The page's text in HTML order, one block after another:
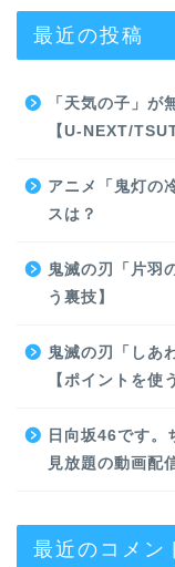
最近の投稿
「天気の子」が
【U-NEXT/
アニメ「鬼灯の
スは？
鬼滅の刃「片羽
う裏技】
鬼滅の刃「しあ
【ポイントを使
日向坂46です。
見放題の動画配
最近のコメン